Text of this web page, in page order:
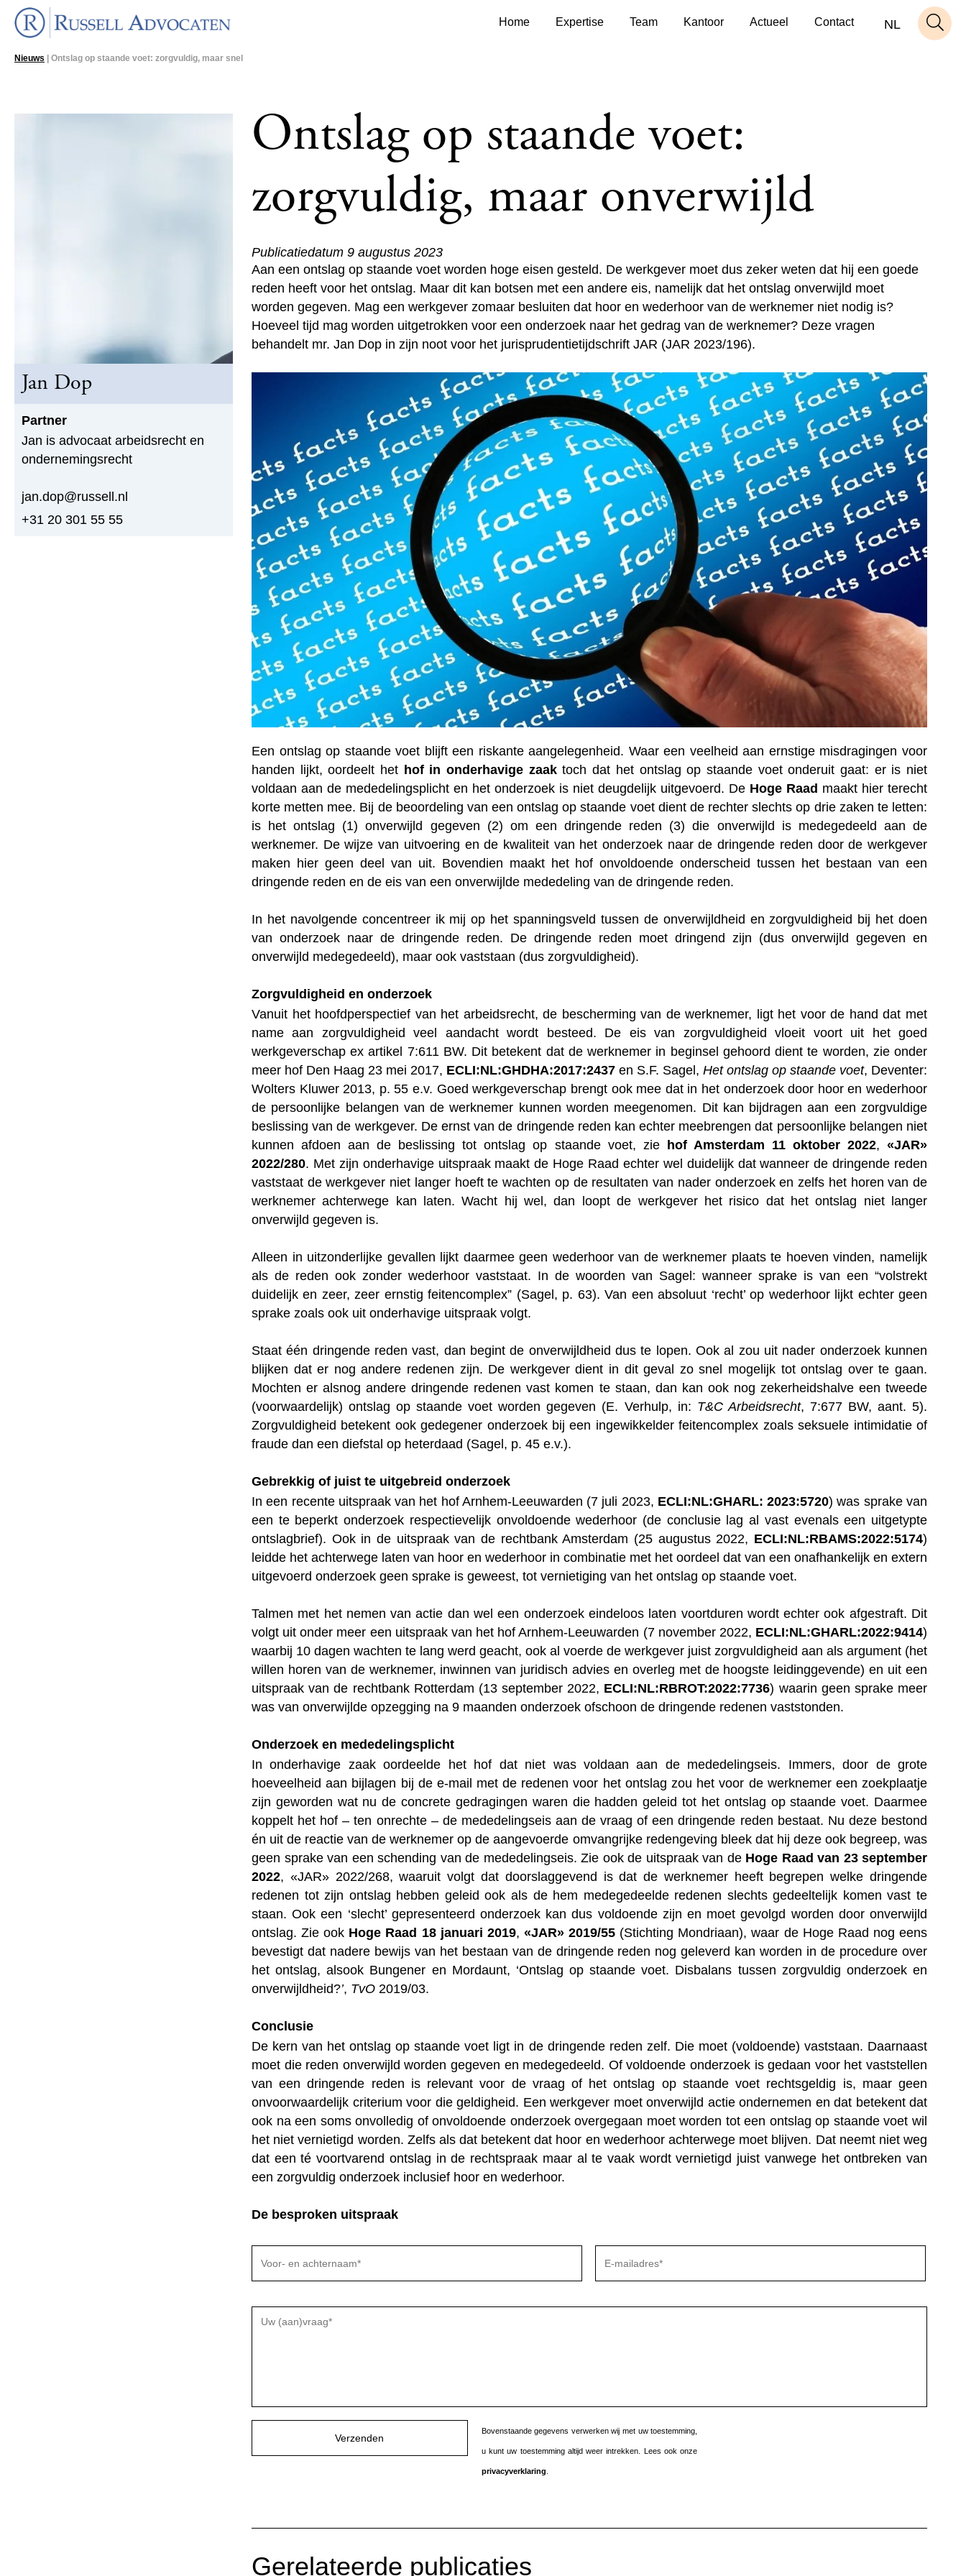
NL
Home Expertise Team Kantoor Actueel Contact
Nieuws | Ontslag op staande voet: zorgvuldig, maar snel
Jan Dop
Partner
Jan is advocaat arbeidsrecht en
ondernemingsrecht
jan.dop@russell.nl
+31 20 301 55 55
Ontslag op staande voet:
zorgvuldig, maar onverwijld
Publicatiedatum 9 augustus 2023
Aan een ontslag op staande voet worden hoge eisen gesteld. De werkgever moet dus zeker weten dat hij een goede
reden heeft voor het ontslag. Maar dit kan botsen met een andere eis, namelijk dat het ontslag onverwijld moet
worden gegeven. Mag een werkgever zomaar besluiten dat hoor en wederhoor van de werknemer niet nodig is?
Hoeveel tijd mag worden uitgetrokken voor een onderzoek naar het gedrag van de werknemer? Deze vragen
behandelt mr. Jan Dop in zijn noot voor het jurisprudentietijdschrift JAR (JAR 2023/196).
Een ontslag op staande voet blijft een riskante aangelegenheid. Waar een veelheid aan ernstige misdragingen voor
handen lijkt, oordeelt het hof in onderhavige zaaktoch dat het ontslag op staande voet onderuit gaat: er is niet
voldaan aan de mededelingsplicht en het onderzoek is niet deugdelijk uitgevoerd. De Hoge Raad maakt hier terecht
korte metten mee. Bij de beoordeling van een ontslag op staande voet dient de rechter slechts op drie zaken te letten:
is het ontslag (1) onverwijld gegeven (2) om een dringende reden (3) die onverwijld is medegedeeld aan de
werknemer. De wijze van uitvoering en de kwaliteit van het onderzoek naar de dringende reden door de werkgever
maken hier geen deel van uit. Bovendien maakt het hof onvoldoende onderscheid tussen het bestaan van een
dringende reden en de eis van een onverwijlde mededeling van de dringende reden.
In het navolgende concentreer ik mij op het spanningsveld tussen de onverwijldheid en zorgvuldigheid bij het doen
van onderzoek naar de dringende reden. De dringende reden moet dringend zijn (dus onverwijld gegeven en
onverwijld medegedeeld), maar ook vaststaan (dus zorgvuldigheid).
Zorgvuldigheid en onderzoek
Vanuit het hoofdperspectief van het arbeidsrecht, de bescherming van de werknemer, ligt het voor de hand dat met
name aan zorgvuldigheid veel aandacht wordt besteed. De eis van zorgvuldigheid vloeit voort uit het goed
werkgeverschap ex artikel 7:611 BW. Dit betekent dat de werknemer in beginsel gehoord dient te worden, zie onder
meer hof Den Haag 23 mei 2017, ECLI:NL:GHDHA:2017:2437 en S.F. Sagel, Het ontslag op staande voet, Deventer:
Wolters Kluwer 2013, p. 55 e.v. Goed werkgeverschap brengt ook mee dat in het onderzoek door hoor en wederhoor
de persoonlijke belangen van de werknemer kunnen worden meegenomen. Dit kan bijdragen aan een zorgvuldige
beslissing van de werkgever. De ernst van de dringende reden kan echter meebrengen dat persoonlijke belangen niet
kunnen afdoen aan de beslissing tot ontslag op staande voet, zie hof Amsterdam 11 oktober 2022, «JAR»
2022/280. Met zijn onderhavige uitspraak maakt de Hoge Raad echter wel duidelijk dat wanneer de dringende reden
vaststaat de werkgever niet langer hoeft te wachten op de resultaten van nader onderzoek en zelfs het horen van de
werknemer achterwege kan laten. Wacht hij wel, dan loopt de werkgever het risico dat het ontslag niet langer
onverwijld gegeven is.
Alleen in uitzonderlijke gevallen lijkt daarmee geen wederhoor van de werknemer plaats te hoeven vinden, namelijk
als de reden ook zonder wederhoor vaststaat. In de woorden van Sagel: wanneer sprake is van een “volstrekt
duidelijk en zeer, zeer ernstig feitencomplex” (Sagel, p. 63). Van een absoluut ‘recht’ op wederhoor lijkt echter geen
sprake zoals ook uit onderhavige uitspraak volgt.
Staat één dringende reden vast, dan begint de onverwijldheid dus te lopen. Ook al zou uit nader onderzoek kunnen
blijken dat er nog andere redenen zijn. De werkgever dient in dit geval zo snel mogelijk tot ontslag over te gaan.
Mochten er alsnog andere dringende redenen vast komen te staan, dan kan ook nog zekerheidshalve een tweede
(voorwaardelijk) ontslag op staande voet worden gegeven (E. Verhulp, in: T&C Arbeidsrecht, 7:677 BW, aant. 5).
Zorgvuldigheid betekent ook gedegener onderzoek bij een ingewikkelder feitencomplex zoals seksuele intimidatie of
fraude dan een diefstal op heterdaad (Sagel, p. 45 e.v.).
Gebrekkig of juist te uitgebreid onderzoek
In een recente uitspraak van het hof Arnhem-Leeuwarden (7 juli 2023, ECLI:NL:GHARL: 2023:5720) was sprake van
een te beperkt onderzoek respectievelijk onvoldoende wederhoor (de conclusie lag al vast evenals een uitgetypte
ontslagbrief). Ook in de uitspraak van de rechtbank Amsterdam (25 augustus 2022, ECLI:NL:RBAMS:2022:5174)
leidde het achterwege laten van hoor en wederhoor in combinatie met het oordeel dat van een onafhankelijk en extern
uitgevoerd onderzoek geen sprake is geweest, tot vernietiging van het ontslag op staande voet.
Talmen met het nemen van actie dan wel een onderzoek eindeloos laten voortduren wordt echter ook afgestraft. Dit
volgt uit onder meer een uitspraak van het hof Arnhem-Leeuwarden (7 november 2022, ECLI:NL:GHARL:2022:9414)
waarbij 10 dagen wachten te lang werd geacht, ook al voerde de werkgever juist zorgvuldigheid aan als argument (het
willen horen van de werknemer, inwinnen van juridisch advies en overleg met de hoogste leidinggevende) en uit een
uitspraak van de rechtbank Rotterdam (13 september 2022, ECLI:NL:RBROT:2022:7736) waarin geen sprake meer
was van onverwijlde opzegging na 9 maanden onderzoek ofschoon de dringende redenen vaststonden.
Onderzoek en mededelingsplicht
In onderhavige zaak oordeelde het hof dat niet was voldaan aan de mededelingseis. Immers, door de grote
hoeveelheid aan bijlagen bij de e-mail met de redenen voor het ontslag zou het voor de werknemer een zoekplaatje
zijn geworden wat nu de concrete gedragingen waren die hadden geleid tot het ontslag op staande voet. Daarmee
koppelt het hof – ten onrechte – de mededelingseis aan de vraag of een dringende reden bestaat. Nu deze bestond
én uit de reactie van de werknemer op de aangevoerde omvangrijke redengeving bleek dat hij deze ook begreep, was
geen sprake van een schending van de mededelingseis. Zie ook de uitspraak van de Hoge Raad van 23 september
2022, «JAR» 2022/268, waaruit volgt dat doorslaggevend is dat de werknemer heeft begrepen welke dringende
redenen tot zijn ontslag hebben geleid ook als de hem medegedeelde redenen slechts gedeeltelijk komen vast te
staan. Ook een ‘slecht’ gepresenteerd onderzoek kan dus voldoende zijn en moet gevolgd worden door onverwijld
ontslag. Zie ook Hoge Raad 18 januari 2019, «JAR» 2019/55 (Stichting Mondriaan), waar de Hoge Raad nog eens
bevestigt dat nadere bewijs van het bestaan van de dringende reden nog geleverd kan worden in de procedure over
het ontslag, alsook Bungener en Mordaunt, ‘Ontslag op staande voet. Disbalans tussen zorgvuldig onderzoek en
onverwijldheid?’, TvO 2019/03.
Conclusie
De kern van het ontslag op staande voet ligt in de dringende reden zelf. Die moet (voldoende) vaststaan. Daarnaast
moet die reden onverwijld worden gegeven en medegedeeld. Of voldoende onderzoek is gedaan voor het vaststellen
van een dringende reden is relevant voor de vraag of het ontslag op staande voet rechtsgeldig is, maar geen
onvoorwaardelijk criterium voor die geldigheid. Een werkgever moet onverwijld actie ondernemen en dat betekent dat
ook na een soms onvolledig of onvoldoende onderzoek overgegaan moet worden tot een ontslag op staande voet wil
het niet vernietigd worden. Zelfs als dat betekent dat hoor en wederhoor achterwege moet blijven. Dat neemt niet weg
dat een té voortvarend ontslag in de rechtspraak maar al te vaak wordt vernietigd juist vanwege het ontbreken van
een zorgvuldig onderzoek inclusief hoor en wederhoor.
De besproken uitspraak
leeg
Bovenstaande gegevens verwerken wij met uw toestemming,
u kunt uw toestemming altijd weer intrekken. Lees ook onze
privacyverklaring
Gerelateerde publicaties